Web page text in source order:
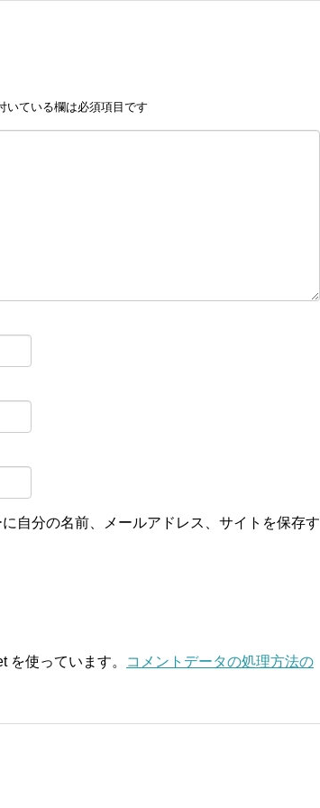
いている欄は必須項目です
自分の名前、メールアドレス、サイトを保存す
を使っています。
コメントデータの処理方法の